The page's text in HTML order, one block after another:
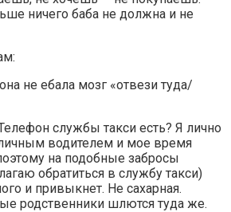
ничего баба не должна и не
не ебала мозг «отвези туда/
службы такси есть? Я лично
водителем и мое время
на подобные забросы
обратиться в службу такси)
и привыкнет. Не сахарная.
родственники шлются туда же.